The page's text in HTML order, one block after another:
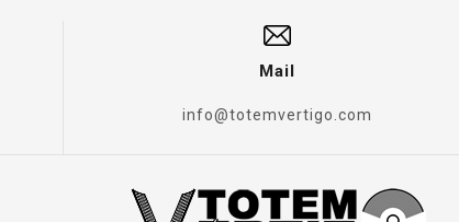
Mail
info@totemvertigo.com